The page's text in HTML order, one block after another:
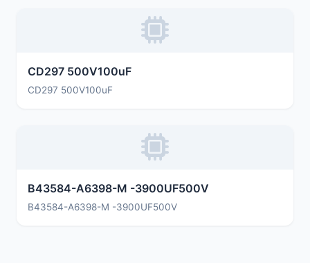
CD297 500V100uF
CD297 500V100uF
B43584-A6398-M -3900UF500V
B43584-A6398-M -3900UF500V